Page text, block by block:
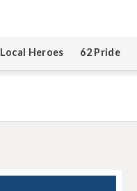
Local Heroes 62 Pride